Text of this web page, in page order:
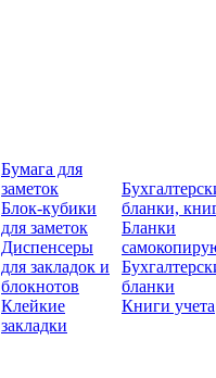
Бумага для
заметок
Блок-кубики
для заметок
Диспенсеры
для закладок и
блокнотов
Клейкие
закладки
бланки,
Бланки
бланки
Книги учета